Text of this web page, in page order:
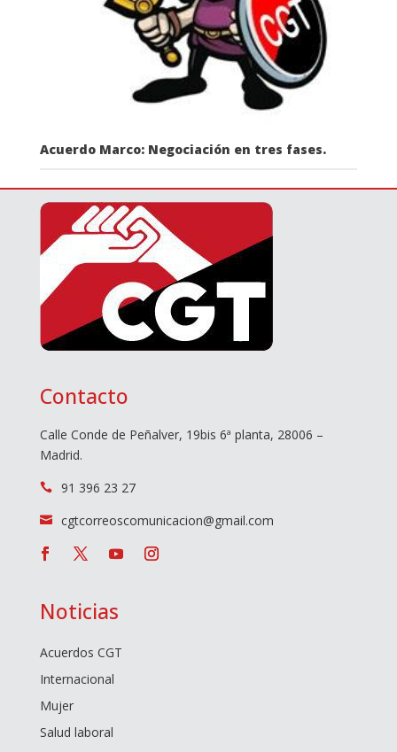
Acuerdo Marco: Negociación en tres fases.
Contacto
Calle Conde de Peñalver, 19bis 6ª planta, 28006 –
Madrid.
 91 396 23 27
 cgtcorreoscomunicacion@gmail.com
Noticias
Acuerdos CGT
Internacional
Mujer
Salud laboral